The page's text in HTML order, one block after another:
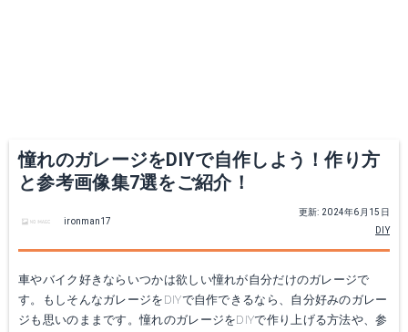
憧れのガレージをDIYで自作しよう！作り方
と参考画像集7選をご紹介！
更新: 2024年6月15日
DIY
ironman17
車やバイク好きならいつかは欲しい憧れが自分だけのガレージで
す。もしそんなガレージをDIYで自作できるなら、自分好みのガレー
ジも思いのままです。憧れのガレージをDIYで作り上げる方法や、参